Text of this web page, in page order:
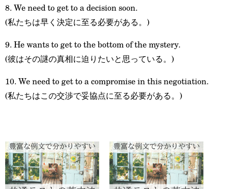
8. We need to get to a decision soon.
(私たちは早く決定に至る必要がある。)
9. He wants to get to the bottom of the mystery.
(彼はその謎の真相に迫りたいと思っている。)
10. We need to get to a compromise in this negotiation.
(私たちはこの交渉で妥協点に至る必要がある。)